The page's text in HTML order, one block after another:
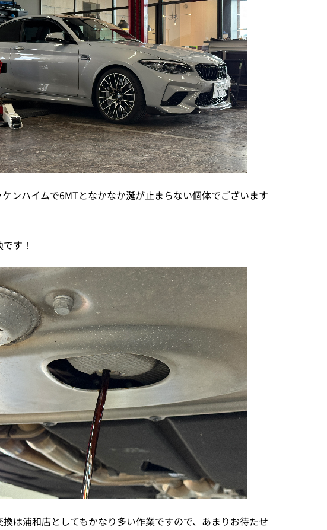
ンハイムで6MTとなかなか涎が止まらない個体でございます
す！
は浦和店としてもかなり多い作業ですので、あまりお待たせ